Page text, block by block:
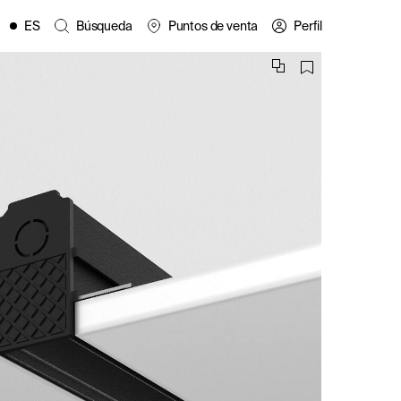
ES Búsqueda Puntos de venta Perfil